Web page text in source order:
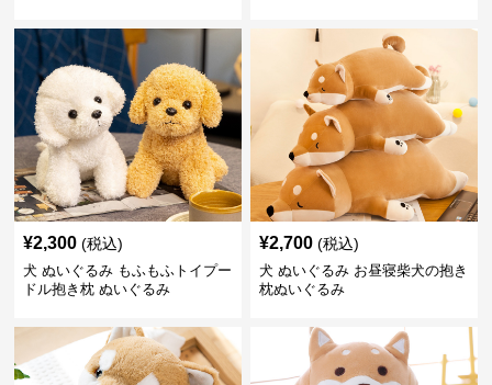
¥2,300 (税込)
犬 ぬいぐるみ もふもふトイプー
ドル抱き枕 ぬいぐるみ
¥2,700 (税込)
犬 ぬいぐるみ お昼寝柴犬の抱き
枕ぬいぐるみ